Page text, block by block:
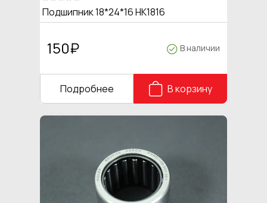
Подшипник 18*24*16 HK1816
150₽ В наличии
Подробнее В корзину